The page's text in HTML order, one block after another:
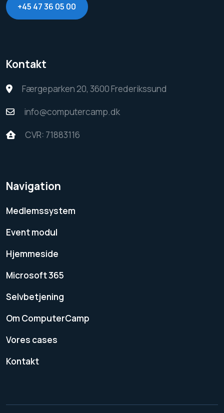
+45 47 36 05 00
Kontakt
Færgeparken 20, 3600 Frederikssund
info@computercamp.dk
CVR: 71883116
Navigation
Medlemssystem
Event modul
Hjemmeside
Microsoft 365
Selvbetjening
Om ComputerCamp
Vores cases
Kontakt